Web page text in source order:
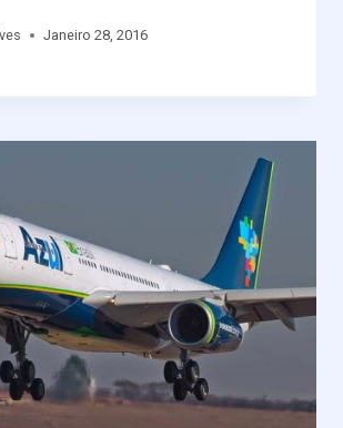
Janeiro 28, 2016